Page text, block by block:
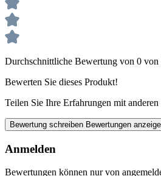
Durchschnittliche Bewertung von 0 von
Bewerten Sie dieses Produkt!
Teilen Sie Ihre Erfahrungen mit
Bewertung schreiben Bewertungen
Anmelden
Bewertungen können nur von